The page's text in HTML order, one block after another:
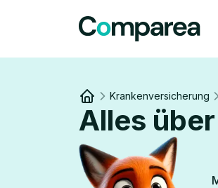
Link to/
Krankenversicherung
Alles